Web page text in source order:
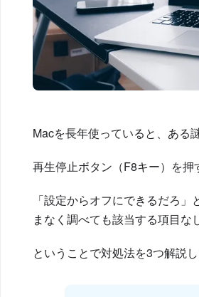
Macを長年使っていると、ある
再生停止ボタン（F8キー）を押
「設定からオフにできるだろ
まなく調べても該当する項目なし
ということで対処法を3つ解説し